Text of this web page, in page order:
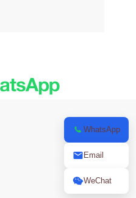
WhatsApp
Email
WeChat